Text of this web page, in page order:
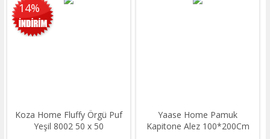
14%
Koza Home Fluffy Örgü Puf
Yeşil 8002 50 x 50
Yaase Home Pamuk
Kapitone Alez 100*200Cm